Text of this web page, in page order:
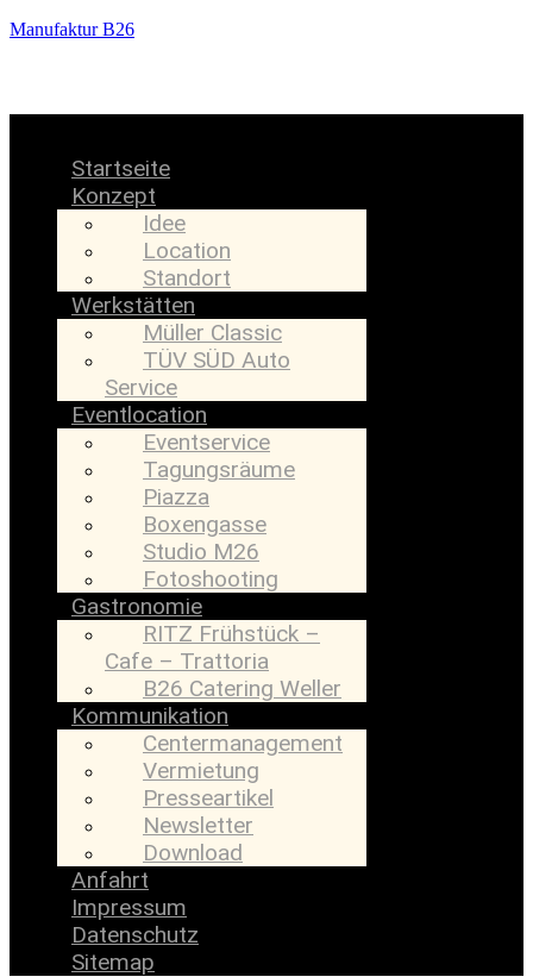
Manufaktur B26
Startseite
Konzept
Idee
Location
Standort
Werkstätten
Müller Classic
TÜV SÜD Auto
Service
Eventlocation
Eventservice
Tagungsräume
Piazza
Boxengasse
Studio M26
Fotoshooting
Gastronomie
RITZ Frühstück –
Cafe – Trattoria
B26 Catering Weller
Kommunikation
Centermanagement
Vermietung
Presseartikel
Newsletter
Download
Anfahrt
Impressum
Datenschutz
Sitemap